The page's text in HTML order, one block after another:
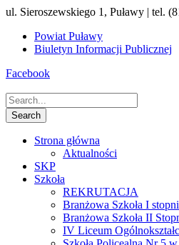
ul. Sieroszewskiego 1, Puławy | tel.
Powiat Puławy
Biuletyn Informacji Publicznej
Facebook
Strona główna
Aktualności
SKP
Szkoła
REKRUTACJA
Branżowa Szkoła I
Branżowa Szkoła II
IV Liceum